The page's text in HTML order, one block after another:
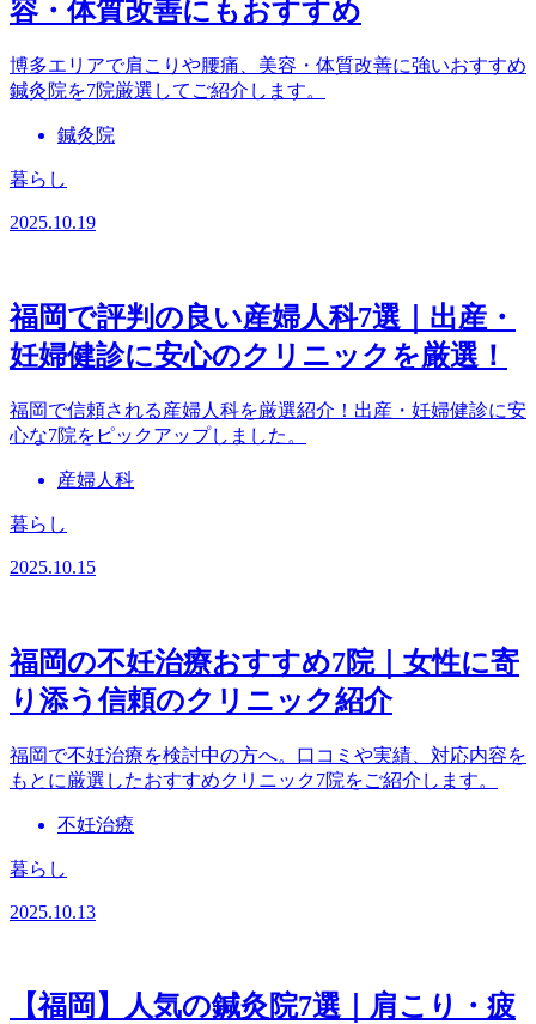
容・体質改善にもおすすめ
博多エリアで肩こりや腰痛、美容・体質改善に強いおすすめ
鍼灸院を7院厳選してご紹介します。
鍼灸院
暮らし
2025.10.19
福岡で評判の良い産婦人科7選｜出産・
妊婦健診に安心のクリニックを厳選！
福岡で信頼される産婦人科を厳選紹介！出産・妊婦健診に安
心な7院をピックアップしました。
産婦人科
暮らし
2025.10.15
福岡の不妊治療おすすめ7院｜女性に寄
り添う信頼のクリニック紹介
福岡で不妊治療を検討中の方へ。口コミや実績、対応内容を
もとに厳選したおすすめクリニック7院をご紹介します。
不妊治療
暮らし
2025.10.13
【福岡】人気の鍼灸院7選｜肩こり・疲